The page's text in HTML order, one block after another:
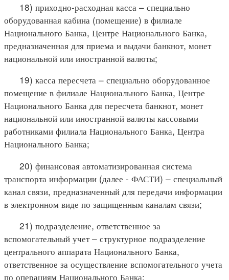
18) приходно-расходная касса – специально
оборудованная кабина (помещение) в филиале
Национального Банка, Центре Национального Банка,
предназначенная для приема и выдачи банкнот, монет
национальной или иностранной валюты;
19) касса пересчета – специально оборудованное
помещение в филиале Национального Банка, Центре
Национального Банка для пересчета банкнот, монет
национальной или иностранной валюты кассовыми
работниками филиала Национального Банка, Центра
Национального Банка;
20) финансовая автоматизированная система
транспорта информации (далее - ФАСТИ) – специальный
канал связи, предназначенный для передачи информации
в электронном виде по защищенным каналам связи;
21) подразделение, ответственное за
вспомогательный учет – структурное подразделение
центрального аппарата Национального Банка,
ответственное за осуществление вспомогательного учета
по операциям Национального Банка;